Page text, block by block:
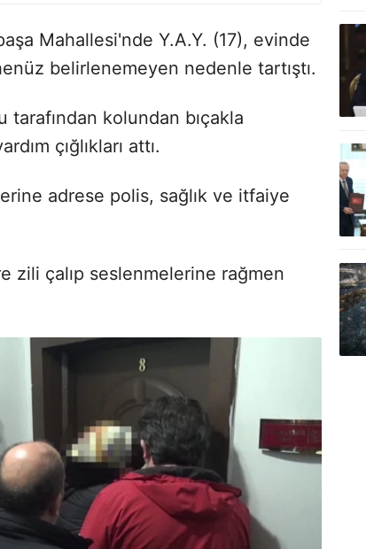
Mahallesi'nde Y.A.Y. (17), evinde
belirlenemeyen nedenle tartıştı.
tarafından kolundan bıçakla
çığlıkları attı.
adrese polis, sağlık ve itfaiye
zili çalıp seslenmelerine rağmen